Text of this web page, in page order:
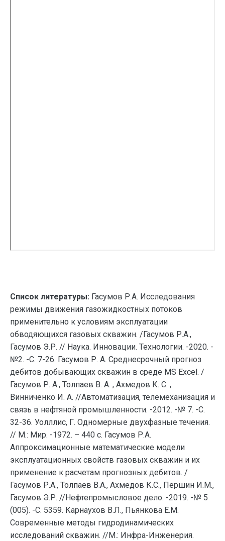
Список литературы: Гасумов Р.А. Исследования
режимы движения газожидкостных потоков
применительно к условиям эксплуатации
обводяющихся газовых скважин. /Гасумов Р.А.,
Гасумов Э.Р. // Наука. Инновации. Технологии. -2020. -
№2. -С. 7-26. Гасумов Р. А. Среднесрочный прогноз
дебитов добывающих скважин в среде MS Excel. /
Гасумов Р. А., Толпаев В. А. , Ахмедов К. С. ,
Винниченко И. А. //Автоматизация, телемеханизация и
связь в нефтяной промышленности. -2012. -№ 7. -С.
32-36. Уолллис, Г. Одномерные двухфазные течения.
// М.: Мир. -1972. – 440 с. Гасумов Р.А.
Аппроксимационные математические модели
эксплуатационных свойств газовых скважин и их
применение к расчетам прогнозных дебитов. /
Гасумов Р.А., Толпаев В.А., Ахмедов К.С., Першин И.М.,
Гасумов Э.Р. //Нефтепромысловое дело. -2019. -№ 5
(005). -С. 5359. Карнаухов В.Л., Пьянкова Е.М.
Современные методы гидродинамических
исследований скважин. //М.: Инфра-Инженерия.